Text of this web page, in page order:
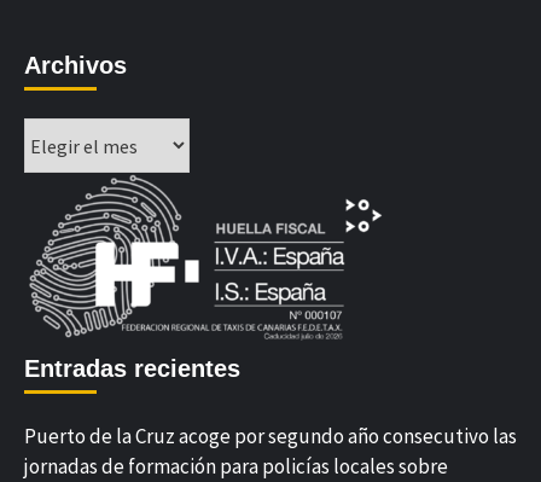
Archivos
Entradas recientes
Puerto de la Cruz acoge por segundo año consecutivo las
jornadas de formación para policías locales sobre